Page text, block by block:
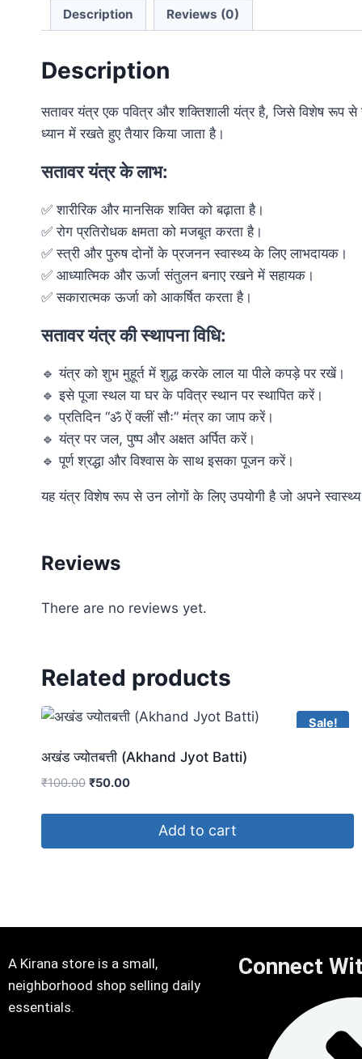
Description Reviews (0)
Description
सतावर यंत्र एक पवित्र और शक्तिशाली यंत्र है, जिसे विशेष रूप से
ध्यान में रखते हुए तैयार किया जाता है।
सतावर यंत्र के लाभ:
✅ शारीरिक और मानसिक शक्ति को बढ़ाता है।
✅ रोग प्रतिरोधक क्षमता को मजबूत करता है।
✅ स्त्री और पुरुष दोनों के प्रजनन स्वास्थ्य के लिए लाभदायक।
✅ आध्यात्मिक और ऊर्जा संतुलन बनाए रखने में सहायक।
✅ सकारात्मक ऊर्जा को आकर्षित करता है।
सतावर यंत्र की स्थापना विधि:
🔹 यंत्र को शुभ मुहूर्त में शुद्ध करके लाल या पीले कपड़े पर रखें।
🔹 इसे पूजा स्थल या घर के पवित्र स्थान पर स्थापित करें।
🔹 प्रतिदिन “ॐ ऐं क्लीं सौः” मंत्र का जाप करें।
🔹 यंत्र पर जल, पुष्प और अक्षत अर्पित करें।
🔹 पूर्ण श्रद्धा और विश्वास के साथ इसका पूजन करें।
यह यंत्र विशेष रूप से उन लोगों के लिए उपयोगी है जो अपने
Reviews
There are no reviews yet.
Related products
Sale!
अखंड ज्योतबत्ती (Akhand Jyot Batti)
₹100.00 ₹50.00
Add to cart
A Kirana store is a small,
neighborhood shop selling daily
essentials.
Connect